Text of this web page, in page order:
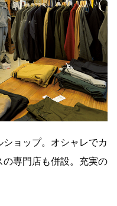
ョップ。オシャレでカ
専門店も併設。充実の